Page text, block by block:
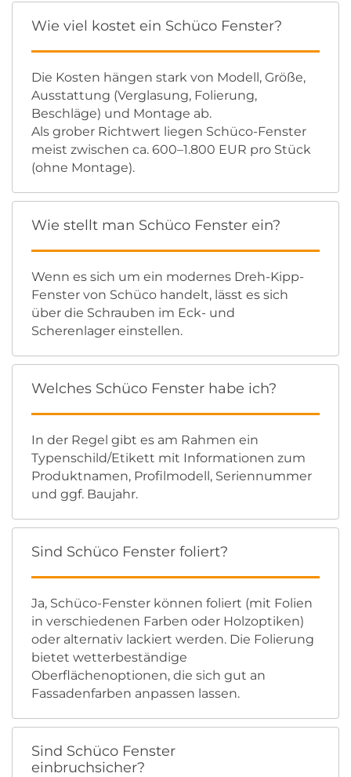
Wie viel kostet ein Schüco Fenster?
Die Kosten hängen stark von Modell, Größe,
Ausstattung (Verglasung, Folierung,
Beschläge) und Montage ab.
Als grober Richtwert liegen Schüco-Fenster
meist zwischen ca. 600–1.800 EUR pro Stück
(ohne Montage).
Wie stellt man Schüco Fenster ein?
Wenn es sich um ein modernes Dreh-Kipp-
Fenster von Schüco handelt, lässt es sich
über die Schrauben im Eck- und
Scherenlager einstellen.
Welches Schüco Fenster habe ich?
In der Regel gibt es am Rahmen ein
Typenschild/Etikett mit Informationen zum
Produktnamen, Profilmodell, Seriennummer
und ggf. Baujahr.
Sind Schüco Fenster foliert?
Ja, Schüco-Fenster können foliert (mit Folien
in verschiedenen Farben oder Holzoptiken)
oder alternativ lackiert werden. Die Folierung
bietet wetterbeständige
Oberflächenoptionen, die sich gut an
Fassadenfarben anpassen lassen.
Sind Schüco Fenster
einbruchsicher?